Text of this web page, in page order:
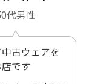
代男性
古ウェアを
です